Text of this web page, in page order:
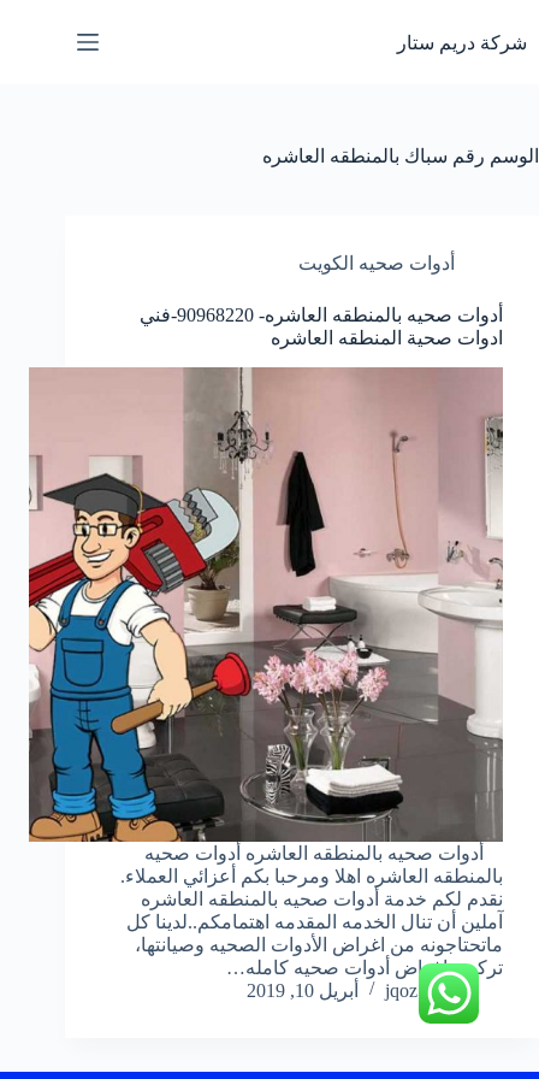
إلى
المحتوى
شركة دريم ستار
الوسم رقم سباك بالمنطقه العاشره
أدوات صحيه الكويت
أدوات صحيه بالمنطقه العاشره- 90968220-فني
ادوات صحية المنطقه العاشره
أدوات صحيه بالمنطقه العاشره أدوات صحيه
بالمنطقه العاشره اهلا ومرحبا بكم أعزائي العملاء.
نقدم لكم خدمة أدوات صحيه بالمنطقه العاشره
آملين أن تنال الخدمه المقدمه اهتمامكم..لدينا كل
ماتحتاجونه من اغراض الأدوات الصحيه وصيانتها،
تركيب اغراض أدوات صحيه كامله…
jqoz51ek
أبريل 10, 2019